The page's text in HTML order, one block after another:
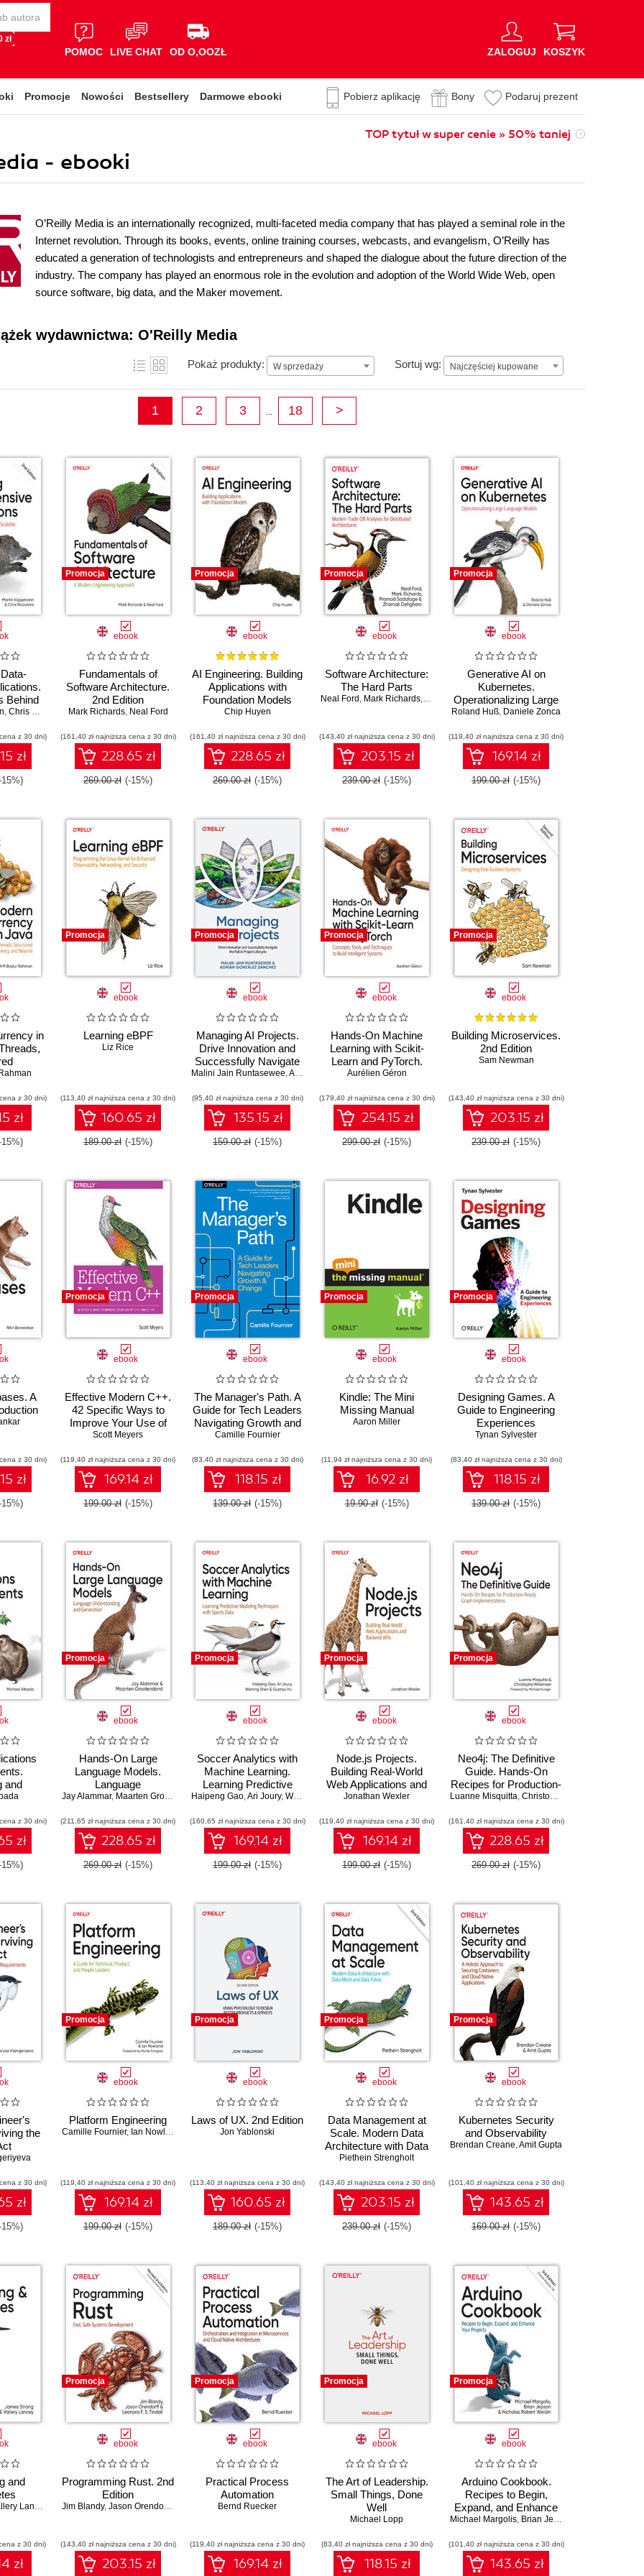
zł
POMOC LIVE CHAT OD O,OOZŁ ZALOGUJ KOSZYK
Promocje Nowości Bestsellery Darmowe ebooki Pobierz aplikację Bony Podaruj prezent
TOP tytuł w super cenie » 50% taniej
- ebooki
O’Reilly Media is an internationally recognized, multi-faceted media company that has played a seminal role in the
Internet revolution. Through its books, events, online training courses, webcasts, and evangelism, O’Reilly has
educated a generation of technologists and entrepreneurs and shaped the dialogue about the future direction of the
industry. The company has played an enormous role in the evolution and adoption of the World Wide Web, open
source software, big data, and the Maker movement.
wydawnictwa: O'Reilly Media
Pokaż produkty: W sprzedaży Sortuj wg: Najczęściej kupowane
Najczęściej kupowane
1 2 3 ... 18 >
Behind
and
, Chris Riccomini
z 30 dni)
zł
15%)
Promocja
ebook
Fundamentals of
Software Architecture.
2nd Edition
Mark Richards, Neal Ford
(161,40 zł najniższa cena z 30 dni)
228.65 zł
269.00 zł (-15%)
Promocja
ebook
AI Engineering. Building
Applications with
Foundation Models
Chip Huyen
(161,40 zł najniższa cena z 30 dni)
228.65 zł
269.00 zł (-15%)
Promocja
ebook
Software Architecture:
The Hard Parts
Neal Ford , Mark Richards, Pramod Sadalage
(143,40 zł najniższa cena z 30 dni)
203.15 zł
239.00 zł (-15%)
Promocja
ebook
Generative AI on
Kubernetes.
Operationalizing Large
Language Models
Roland Huß, Daniele Zonca
(119,40 zł najniższa cena z 30 dni)
169.14 zł
199.00 zł (-15%)
in
and
z 30 dni)
zł
15%)
Promocja
ebook
Learning eBPF
Liz Rice
(113,40 zł najniższa cena z 30 dni)
160.65 zł
189.00 zł (-15%)
Promocja
ebook
Managing AI Projects.
Drive Innovation and
Successfully Navigate
the Full AI Project
Malini Jain Runtasewee,Adrián González Sánchez
(95,40 zł najniższa cena z 30 dni)
135.15 zł
159.00 zł (-15%)
Promocja
ebook
Hands-On Machine
Learning with Scikit-
Learn and PyTorch.
Concepts, Tools, and
Intelligent Systems
Aurélien Géron
(179,40 zł najniższa cena z 30 dni)
254.15 zł
299.00 zł (-15%)
Promocja
ebook
Building Microservices.
2nd Edition
Sam Newman
(143,40 zł najniższa cena z 30 dni)
203.15 zł
239.00 zł (-15%)
A
z 30 dni)
zł
15%)
Promocja
ebook
Effective Modern C++.
42 Specific Ways to
Improve Your Use of
C++11 and C++14
Scott Meyers
(119,40 zł najniższa cena z 30 dni)
169.14 zł
199.00 zł (-15%)
Promocja
ebook
The Manager's Path. A
Guide for Tech Leaders
Navigating Growth and
Change
Camille Fournier
(83,40 zł najniższa cena z 30 dni)
118.15 zł
139.00 zł (-15%)
Promocja
ebook
Kindle: The Mini
Missing Manual
Aaron Miller
(11,94 zł najniższa cena z 30 dni)
16.92 zł
19.90 zł (-15%)
Promocja
ebook
Designing Games. A
Guide to Engineering
Experiences
Tynan Sylvester
(83,40 zł najniższa cena z 30 dni)
118.15 zł
139.00 zł (-15%)
and
z 30 dni)
zł
15%)
Promocja
ebook
Hands-On Large
Language Models.
Language
Understanding and
Jay Alammar, Maarten Grootendorst
(211,65 zł najniższa cena z 30 dni)
228.65 zł
269.00 zł (-15%)
Promocja
ebook
Soccer Analytics with
Machine Learning.
Learning Predictive
Modeling Techniques
Haipeng Gao,Ari Joury, Weining Shen
(160,65 zł najniższa cena z 30 dni)
169.14 zł
199.00 zł (-15%)
Promocja
ebook
Node.js Projects.
Building Real-World
Web Applications and
Backend APIs
Jonathan Wexler
(119,40 zł najniższa cena z 30 dni)
169.14 zł
199.00 zł (-15%)
Promocja
ebook
Neo4j: The Definitive
Guide. Hands-On
Recipes for Production-
Ready Graph
Luanne Misquitta, Christophe Willemsen
(161,40 zł najniższa cena z 30 dni)
228.65 zł
269.00 zł (-15%)
the
z 30 dni)
zł
15%)
Promocja
ebook
Platform Engineering
Camille Fournier, Ian Nowland
(119,40 zł najniższa cena z 30 dni)
169.14 zł
199.00 zł (-15%)
Promocja
ebook
Laws of UX. 2nd Edition
Jon Yablonski
(113,40 zł najniższa cena z 30 dni)
160.65 zł
189.00 zł (-15%)
Promocja
ebook
Data Management at
Scale. Modern Data
Architecture with Data
Mesh and Data Fabric.
Piethein Strengholt
(143,40 zł najniższa cena z 30 dni)
203.15 zł
239.00 zł (-15%)
Promocja
ebook
Kubernetes Security
and Observability
Brendan Creane,Amit Gupta
(101,40 zł najniższa cena z 30 dni)
143.65 zł
169.00 zł (-15%)
and
Lancey
z 30 dni)
zł
Promocja
ebook
Programming Rust. 2nd
Edition
Jim Blandy, Jason Orendorff , Leonora F . S. Tindall
(143,40 zł najniższa cena z 30 dni)
203.15 zł
Promocja
ebook
Practical Process
Automation
Bernd Ruecker
(119,40 zł najniższa cena z 30 dni)
169.14 zł
Promocja
ebook
The Art of Leadership.
Small Things, Done
Well
Michael Lopp
(83,40 zł najniższa cena z 30 dni)
118.15 zł
Promocja
ebook
Arduino Cookbook.
Recipes to Begin,
Expand, and Enhance
Your Projects. 3rd
Michael Margolis, Brian Jepson
(101,40 zł najniższa cena z 30 dni)
143.65 zł